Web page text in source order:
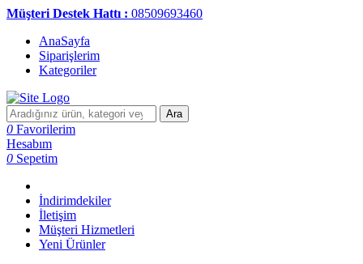
Müşteri Destek Hattı : 08509693460
AnaSayfa
Siparişlerim
Kategoriler
Ara
0 Favorilerim
Hesabım
0 Sepetim
İndirimdekiler
İletişim
Müşteri Hizmetleri
Yeni Ürünler